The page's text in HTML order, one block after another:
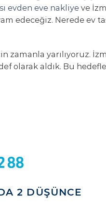
evden eve nakliye ve
edeceğiz. Nerede ev
zamanla yarılıyoruz.
olarak aldık. Bu hedefle
2 DÜŞÜNCE